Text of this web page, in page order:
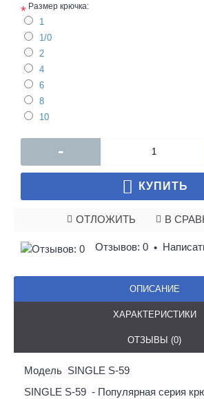
* Размер крючка:
1
1/0
2
4
6
8
10
-
КУПИТЬ
ОТЛОЖИТЬ В
Отзывов: 0 •
ОПИСАНИЕ
ХАРАКТЕРИСТИКИ
ОТЗЫВЫ (0)
Модель SINGLE S-59
SINGLE S-59 - Популярная серия